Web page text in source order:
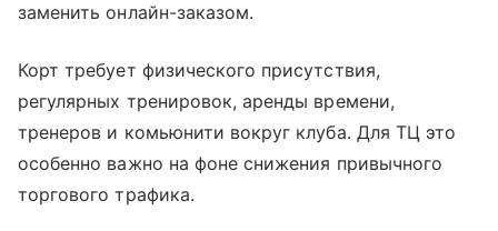
заменить онлайн-заказом.
Корт требует физического присутствия,
регулярных тренировок, аренды времени,
тренеров и комьюнити вокруг клуба. Для ТЦ это
особенно важно на фоне снижения привычного
торгового трафика.